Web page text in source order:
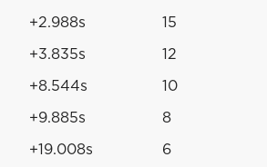
+2.988s 15
+3.835s 12
+8.544s 10
+9.885s 8
+19.008s 6